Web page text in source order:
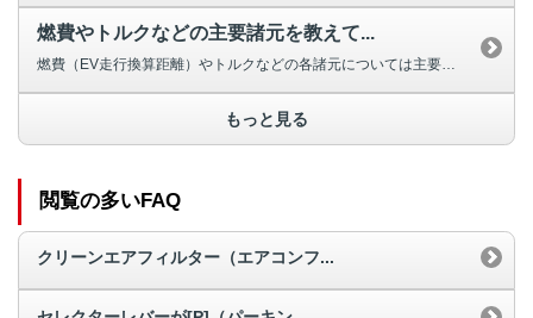
燃費やトルクなどの主要諸元を教えて...
燃費（EV走行換算距離）やトルクなどの各諸元については主要諸元からご確認い...
もっと見る
閲覧の多いFAQ
クリーンエアフィルター（エアコンフ...